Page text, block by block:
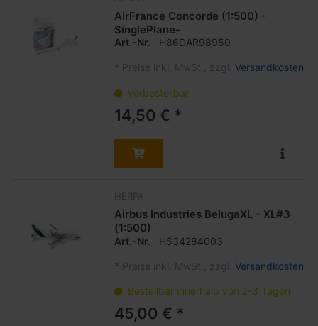
AirFrance Concorde (1:500) -
SinglePlane-
Art.-Nr. H86DAR98950
* Preise inkl. MwSt., zzgl. Versandkosten
vorbestellbar
14,50 € *
HERPA
Airbus Industries BelugaXL - XL#3
(1:500)
Art.-Nr. H534284003
* Preise inkl. MwSt., zzgl. Versandkosten
Bestellbar innerhalb von 2-3 Tagen
45,00 € *